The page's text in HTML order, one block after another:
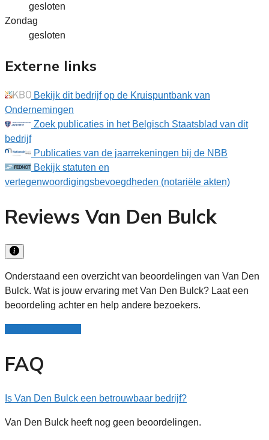
gesloten
Zondag
gesloten
Externe links
Bekijk dit bedrijf op de Kruispuntbank van
Ondernemingen
Zoek publicaties in het Belgisch Staatsblad van dit
bedrijf
Publicaties van de jaarrekeningen bij de NBB
Bekijk statuten en
vertegenwoordigingsbevoegdheden (notariële akten)
Reviews Van Den Bulck
Onderstaand een overzicht van beoordelingen van Van Den
Bulck. Wat is jouw ervaring met Van Den Bulck? Laat een
beoordeling achter en help andere bezoekers.
FAQ
Is Van Den Bulck een betrouwbaar bedrijf?
Van Den Bulck heeft nog geen beoordelingen.